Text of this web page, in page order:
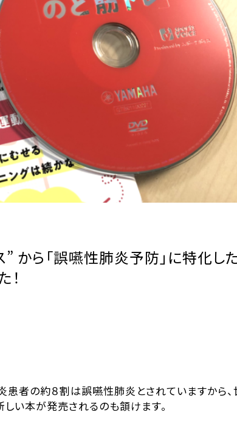
から「誤嚥性肺炎予防」に特化し
者の約８割は誤嚥性肺炎とされていますから、
い本が発売されるのも頷けます。